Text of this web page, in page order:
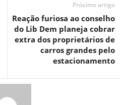
Próximo artigo
Reação furiosa ao conselho
do Lib Dem planeja cobrar
extra dos proprietários de
carros grandes pelo
estacionamento